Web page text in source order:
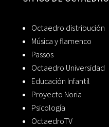
Octaedro distribución
Música y flamenco
Passos
Octaedro Universidad
Educación Infantil
Proyecto Noria
Psicología
OctaedroTV